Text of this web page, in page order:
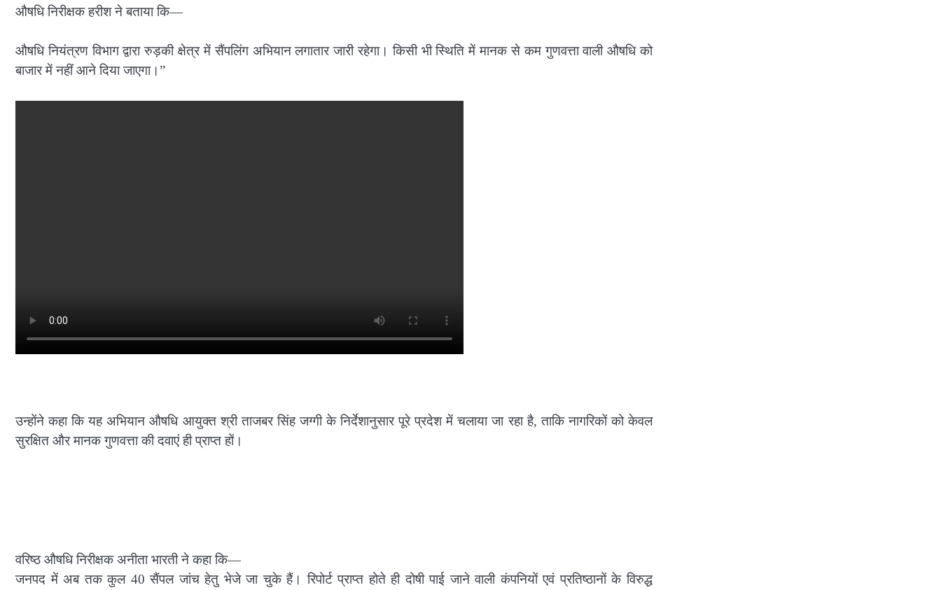
औषधि निरीक्षक हरीश ने बताया कि—
औषधि नियंत्रण विभाग द्वारा रुड़की क्षेत्र में सैंपलिंग अभियान लगातार जारी रहेगा। किसी भी स्थिति में मानक से कम गुणवत्ता वाली औषधि को
बाजार में नहीं आने दिया जाएगा।”
उन्होंने कहा कि यह अभियान औषधि आयुक्त श्री ताजबर सिंह जग्गी के निर्देशानुसार पूरे प्रदेश में चलाया जा रहा है, ताकि नागरिकों को केवल
सुरक्षित और मानक गुणवत्ता की दवाएं ही प्राप्त हों।
वरिष्ठ औषधि निरीक्षक अनीता भारती ने कहा कि—
जनपद में अब तक कुल 40 सैंपल जांच हेतु भेजे जा चुके हैं। रिपोर्ट प्राप्त होते ही दोषी पाई जाने वाली कंपनियों एवं प्रतिष्ठानों के विरुद्ध